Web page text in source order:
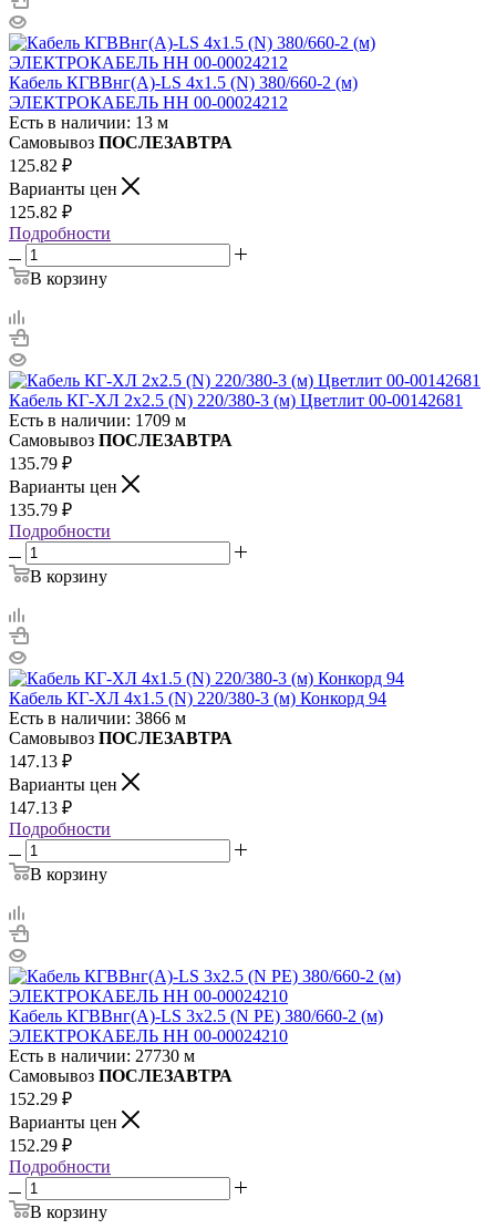
Кабель КГВВнг(А)-LS 4х1.5 (N) 380/660-2 (м)
ЭЛЕКТРОКАБЕЛЬ НН 00-00024212
Есть в наличии: 13 м
Самовывоз ПОСЛЕЗАВТРА
125.82 ₽
Варианты цен
125.82 ₽
Подробности
В корзину
Кабель КГ-ХЛ 2х2.5 (N) 220/380-3 (м) Цветлит 00-00142681
Есть в наличии: 1709 м
Самовывоз ПОСЛЕЗАВТРА
135.79 ₽
Варианты цен
135.79 ₽
Подробности
В корзину
Кабель КГ-ХЛ 4х1.5 (N) 220/380-3 (м) Конкорд 94
Есть в наличии: 3866 м
Самовывоз ПОСЛЕЗАВТРА
147.13 ₽
Варианты цен
147.13 ₽
Подробности
В корзину
Кабель КГВВнг(А)-LS 3х2.5 (N PE) 380/660-2 (м)
ЭЛЕКТРОКАБЕЛЬ НН 00-00024210
Есть в наличии: 27730 м
Самовывоз ПОСЛЕЗАВТРА
152.29 ₽
Варианты цен
152.29 ₽
Подробности
В корзину